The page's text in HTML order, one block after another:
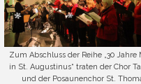
Zum Abschluss der Reihe „30 Jahre
in St. Augustinus“ traten der Chor
und der Posaunenchor St.